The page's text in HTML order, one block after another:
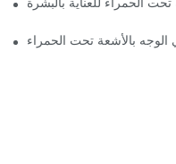
بالأشعة تحت الحمراء